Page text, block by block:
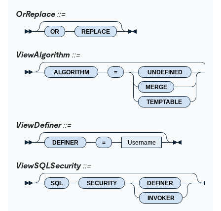
OrReplace
OR REPLACE
ViewAlgorithm
ALGORITHM = UNDEFINED
MERGE
TEMPTABLE
ViewDefiner
DEFINER = Username
ViewSQLSecurity
SQL SECURITY DEFINER
INVOKER